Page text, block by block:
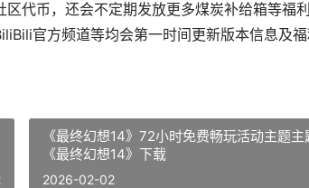
代币，还会不定期发放更多煤炭补给箱等福
官方频道等均会第一时间更新版本信息及
《最终幻想14》72小时免费畅玩活动主题主
《最终幻想14》下载
2026-02-02